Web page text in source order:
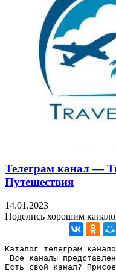
Телеграм канал —
Путешествия
14.01.2023
Поделись хорошим
Каталог телеграм
Все каналы
Есть свой канал?